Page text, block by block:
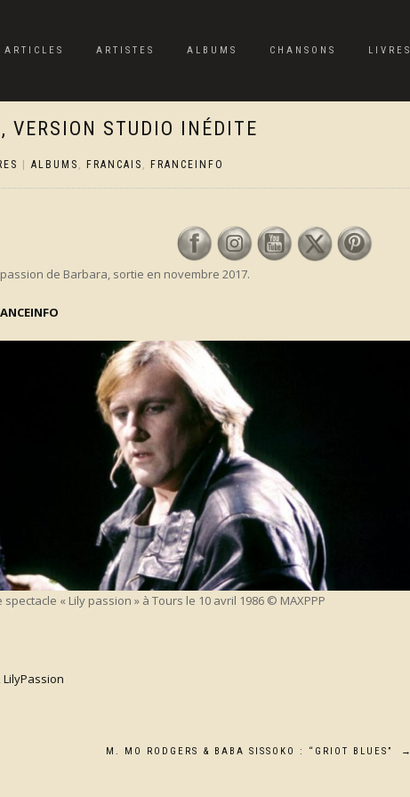
ARTICLES ARTISTES ALBUMS CHANSONS LIVRES
VERSION STUDIO INÉDITE
ALBUMS , FRANCAIS , FRANCEINFO
de Barbara, sortie en novembre 2017.
« Lily passion » à Tours le 10 avril 1986 © MAXPPP
,LilyPassion
M. MO RODGERS & BABA SISSOKO : “GRIOT BLUES” →